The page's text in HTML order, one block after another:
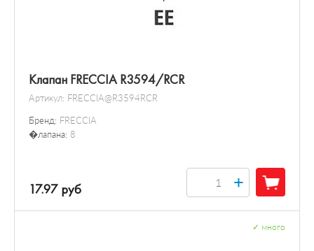
Клапан FRECCIA R3594/RCR
Артикул: FRECCIA@R3594RCR
Бренд: FRECCIA
�лапана: 8
17.97 руб +
много